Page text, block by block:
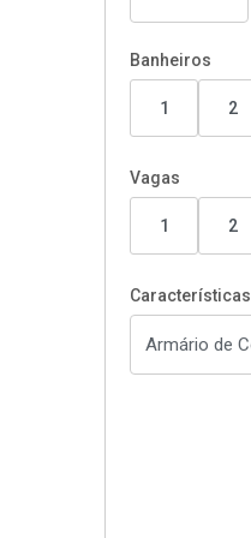
Banheiros
1 2
Vagas
1 2
Características